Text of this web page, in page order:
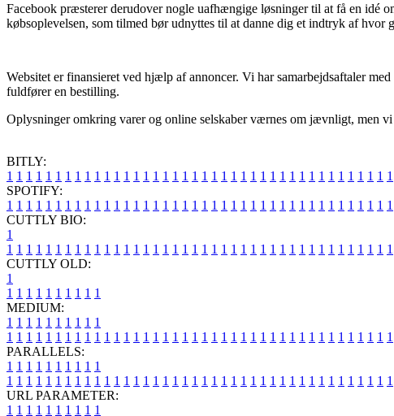
Facebook præsterer derudover nogle uafhængige løsninger til at få en idé
købsoplevelsen, som tilmed bør udnyttes til at danne dig et indtryk af hvor
Websitet er finansieret ved hjælp af annoncer. Vi har samarbejdsaftaler
fuldfører en bestilling.
Oplysninger omkring varer og online selskaber værnes om jævnligt, men
BITLY:
1 1 1 1 1 1 1 1 1 1 1 1 1 1 1 1 1 1 1 1 1 1 1 1 1 1 1 1 1 1 1 1 1 1 1 1 1 1 1 1
SPOTIFY:
1 1 1 1 1 1 1 1 1 1 1 1 1 1 1 1 1 1 1 1 1 1 1 1 1 1 1 1 1 1 1 1 1 1 1 1 1 1 1 1
CUTTLY BIO:
1
1 1 1 1 1 1 1 1 1 1 1 1 1 1 1 1 1 1 1 1 1 1 1 1 1 1 1 1 1 1 1 1 1 1 1 1 1 1 1 1
CUTTLY OLD:
1
1 1 1 1 1 1 1 1 1 1
MEDIUM:
1 1 1 1 1 1 1 1 1 1
1 1 1 1 1 1 1 1 1 1 1 1 1 1 1 1 1 1 1 1 1 1 1 1 1 1 1 1 1 1 1 1 1 1 1 1 1 1 1 1
PARALLELS:
1 1 1 1 1 1 1 1 1 1
1 1 1 1 1 1 1 1 1 1 1 1 1 1 1 1 1 1 1 1 1 1 1 1 1 1 1 1 1 1 1 1 1 1 1 1 1 1 1 1
URL PARAMETER:
1 1 1 1 1 1 1 1 1 1